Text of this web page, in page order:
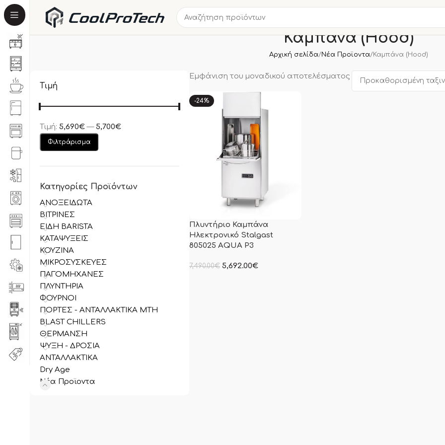
Καμπάνα (Hood)
Αρχική σελίδα Νέα Προϊοντα Καμπάνα (Hood)
Τιμή
Φιλτράρισμα
Τιμή: 5,690€—5,700€
Κατηγορίες Προϊόντων
ΑΝΟΞΕΙΔΩΤΑ
ΒΙΤΡΙΝΕΣ
ΕΙΔΗ BARISTA
ΚΑΤΑΨΥΞΕΙΣ
ΚΟΥΖΙΝΑ
ΜΙΚΡΟΣΥΣΚΕΥΕΣ
ΠΑΓΟΜΗΧΑΝΕΣ
ΠΛΥΝΤΗΡΙΑ
ΦΟΥΡΝΟΙ
ΠΟΡΤΕΣ - ΑΝΤΑΛΛΑΚΤΙΚΑ MTH
BLAST CHILLERS
ΘΕΡΜΑΝΣΗ
ΨΥΞΗ - ΔΡΟΣΙΑ
ΑΝΤΑΛΛΑΚΤΙΚΑ
Dry Age
Νέα Προϊοντα
Εμφάνιση του μοναδικού αποτελέσματος
-24%
Πλυντήριο Καμπάνα
Ηλεκτρονικό Stalgast
805025 AQUA P3
7,490.00€ 5,692.00€